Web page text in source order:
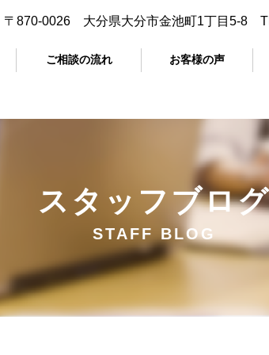
〒870-0026 大分県大分市金池町1丁目5-8
ご相談の流れ お客様の声
スタッフブロ
STAFF BLOG